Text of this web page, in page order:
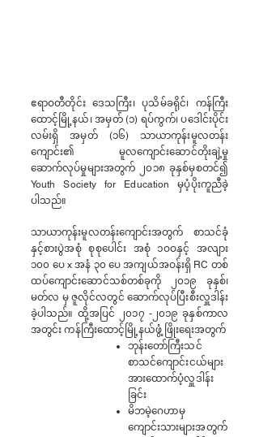
ဧရာဝတီတိုင်း ဒေသကြီး၊ ပုသိမ်ခရိုင်၊ ကန်ကြီး
ထောင့်မြို့နယ်၊ အမှတ် (၁) ရပ်ကွက်၊ ပဒေါင်းပိုင်း
လမ်းရှိ အမှတ် (၁၆) သာယာကုန်းမူလတန်း
ကျောင်း၏ မူလကျောင်းဆောင်တိုးချဲ့မှု
ဆောက်လုပ်မှုများအတွက် ၂၀၁၈ ခုနှစ်မှစတင်၍
Youth Society for Education မှပံ့ပိုးကူညီခဲ့
ပါသည်။
သာယာကုန်းမူလတန်းကျောင်းအတွက် စာသင်ခုံ
နှင့်စားပွဲအစုံ စုစုပေါင်း အစုံ ၁ဝဝနှင့် အလျား
၁၀၀ ပေ x အနံ ၃၀ ပေ အကျယ်အဝန်းရှိ RC တစ်
ထပ်ကျောင်းဆောင်သစ်တစ်ခုကို ၂၀၁၉ ခုနှစ်၊
မတ်လ မှ ဇူလိုင်လတွင် ဆောက်လုပ်ပြီးစီးလှူဒါန်း
ခဲ့ပါသည်။ ထို့အပြင် ၂၀၁၇ -၂၀၁၉ ခုနှစ်ကာလ
အတွင်း ကန်ကြီးထောင့်မြို့နယ်ဖွံ့ဖြိုးရေးအတွက်
ဘုန်းတော်ကြီးသင်
စာသင်ကျောင်းငယ်များ
အားထောက်ပံ့လှူဒါန်း
ခြင်း
မိဘမဲ့ဂေဟာမှ
ကျောင်းသားများအတွက်